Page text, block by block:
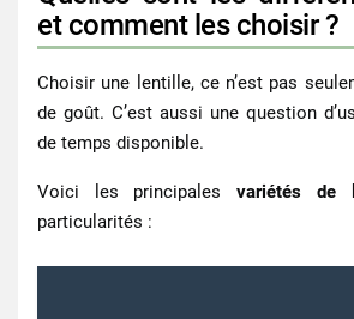
et comment les choisir ?
Choisir une lentille, ce n’est pas
de goût. C’est aussi une question
de temps disponible.
Voici les principalesvariétés de
particularités :